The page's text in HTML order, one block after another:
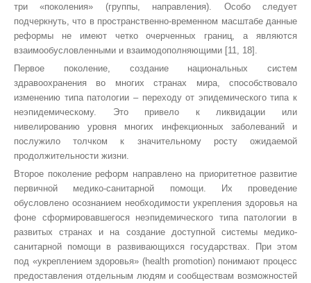
три «поколения» (группы, направления). Особо следует
подчеркнуть, что в пространственно-временном масштабе данные
реформы не имеют четко очерченных границ, а являются
взаимообусловленными и взаимодополняющими [11, 18].
Первое поколение, создание национальных систем
здравоохранения во многих странах мира, способствовало
изменению типа патологии – переходу от эпидемического типа к
неэпидемическому. Это привело к ликвидации или
нивелированию уровня многих инфекционных заболеваний и
послужило толчком к значительному росту ожидаемой
продолжительности жизни.
Второе поколение реформ направлено на приоритетное развитие
первичной медико-санитарной помощи. Их проведение
обусловлено осознанием необходимости укрепления здоровья на
фоне сформировавшегося неэпидемического типа патологии в
развитых странах и на создание доступной системы медико-
санитарной помощи в развивающихся государствах. При этом
под «укреплением здоровья» (health promotion) понимают процесс
предоставления отдельным людям и сообществам возможностей